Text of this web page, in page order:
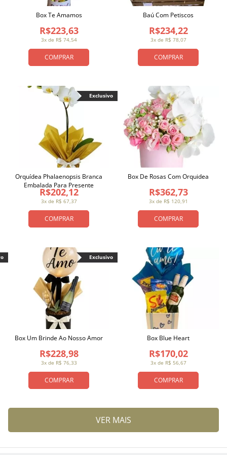
COMPRAR
3x de R$ 74,54
R$223,63
Box Te Amamos
COMPRAR
3x de R$ 78,07
R$234,22
Baú Com Petiscos
COMPRAR
3x de R$ 67,37
R$202,12
Orquídea Phalaenopsis Branca
Embalada Para Presente
Exclusivo
COMPRAR
3x de R$ 120,91
R$362,73
Box De Rosas Com Orquidea
COMPRAR
3x de R$ 76,33
R$228,98
Box Um Brinde Ao Nosso Amor
Exclusivo
COMPRAR
3x de R$ 56,67
R$170,02
Box Blue Heart
VER MAIS